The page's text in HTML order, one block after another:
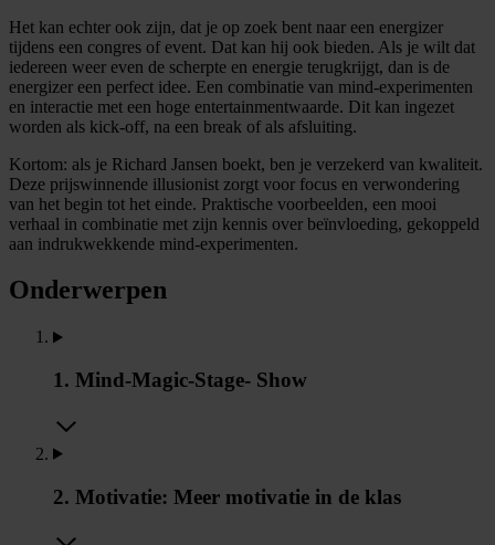
Het kan echter ook zijn, dat je op zoek bent naar een energizer
tijdens een congres of event. Dat kan hij ook bieden. Als je wilt dat
iedereen weer even de scherpte en energie terugkrijgt, dan is de
energizer een perfect idee. Een combinatie van mind-experimenten
en interactie met een hoge entertainmentwaarde. Dit kan ingezet
worden als kick-off, na een break of als afsluiting.
Kortom: als je Richard Jansen boekt, ben je verzekerd van kwaliteit.
Deze prijswinnende illusionist zorgt voor focus en verwondering
van het begin tot het einde. Praktische voorbeelden, een mooi
verhaal in combinatie met zijn kennis over beïnvloeding, gekoppeld
aan indrukwekkende mind-experimenten.
Onderwerpen
1. Mind-Magic-Stage- Show
2. Motivatie: Meer motivatie in de klas